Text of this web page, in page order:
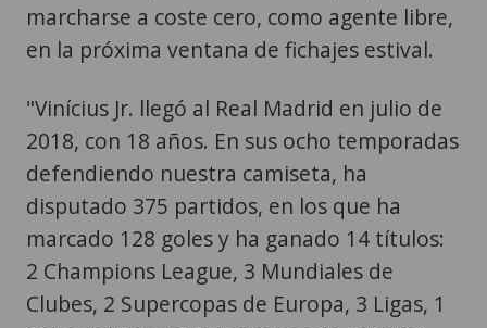
marcharse a coste cero, como agente libre,
en la próxima ventana de fichajes estival.
"Vinícius Jr. llegó al Real Madrid en julio de
2018, con 18 años. En sus ocho temporadas
defendiendo nuestra camiseta, ha
disputado 375 partidos, en los que ha
marcado 128 goles y ha ganado 14 títulos:
2 Champions League, 3 Mundiales de
Clubes, 2 Supercopas de Europa, 3 Ligas, 1